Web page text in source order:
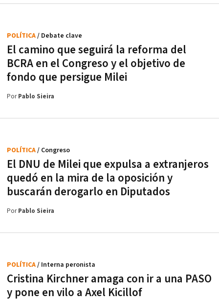
El camino que seguirá la reforma del
BCRA en el Congreso y el objetivo de
fondo que persigue Milei
POLÍTICA/ Debate clave
PorPablo Sieira
El DNU de Milei que expulsa a extranjeros
quedó en la mira de la oposición y
buscarán derogarlo en Diputados
POLÍTICA/ Congreso
PorPablo Sieira
Cristina Kirchner amaga con ir a una PASO
y pone en vilo a Axel Kicillof
POLÍTICA/ Interna peronista